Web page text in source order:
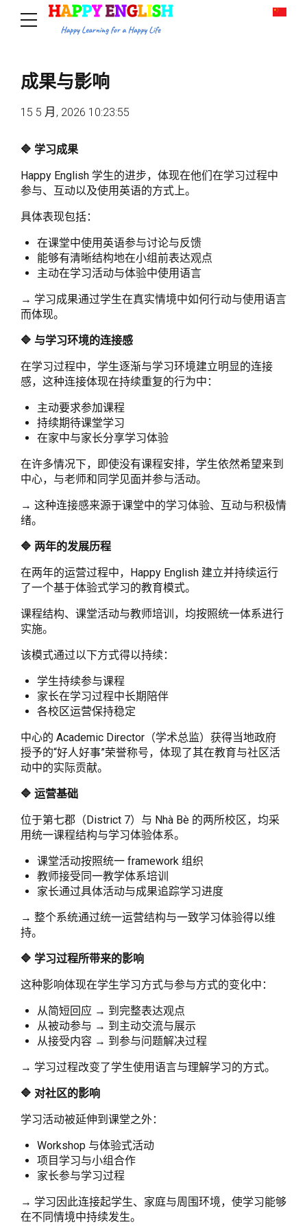
成果与影响
15 5 月, 2026 10:23:55
🔷 学习成果
Happy English 学生的进步，体现在他们在学习过程中
参与、互动以及使用英语的方式上。
具体表现包括：
在课堂中使用英语参与讨论与反馈
能够有清晰结构地在小组前表达观点
主动在学习活动与体验中使用语言
→ 学习成果通过学生在真实情境中如何行动与使用语言
而体现。
🔷 与学习环境的连接感
在学习过程中，学生逐渐与学习环境建立明显的连接
感，这种连接体现在持续重复的行为中：
主动要求参加课程
持续期待课堂学习
在家中与家长分享学习体验
在许多情况下，即使没有课程安排，学生依然希望来到
中心，与老师和同学见面并参与活动。
→ 这种连接感来源于课堂中的学习体验、互动与积极情
绪。
🔷 两年的发展历程
在两年的运营过程中，Happy English 建立并持续运行
了一个基于体验式学习的教育模式。
课程结构、课堂活动与教师培训，均按照统一体系进行
实施。
该模式通过以下方式得以持续：
学生持续参与课程
家长在学习过程中长期陪伴
各校区运营保持稳定
中心的 Academic Director（学术总监）获得当地政府
授予的“好人好事”荣誉称号，体现了其在教育与社区活
动中的实际贡献。
🔷 运营基础
位于第七郡（District 7）与 Nhà Bè 的两所校区，均采
用统一课程结构与学习体验体系。
课堂活动按照统一 framework 组织
教师接受同一教学体系培训
家长通过具体活动与成果追踪学习进度
→ 整个系统通过统一运营结构与一致学习体验得以维
持。
🔷 学习过程所带来的影响
这种影响体现在学生学习方式与参与方式的变化中：
从简短回应 → 到完整表达观点
从被动参与 → 到主动交流与展示
从接受内容 → 到参与问题解决过程
→ 学习过程改变了学生使用语言与理解学习的方式。
🔷 对社区的影响
学习活动被延伸到课堂之外：
Workshop 与体验式活动
项目学习与小组合作
家长参与学习过程
→ 学习因此连接起学生、家庭与周围环境，使学习能够
在不同情境中持续发生。